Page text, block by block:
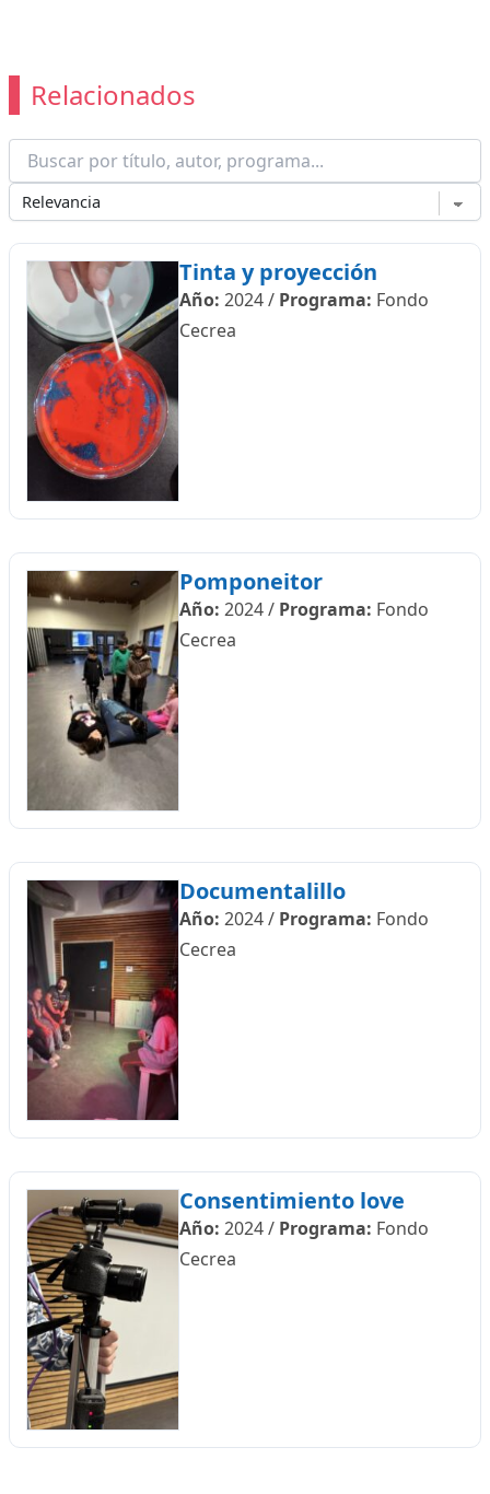
Relacionados
Tinta y proyección
Año: 2024/ Programa: Fondo
Cecrea
Pomponeitor
Año: 2024/ Programa: Fondo
Cecrea
Documentalillo
Año: 2024/ Programa: Fondo
Cecrea
Consentimiento love
Año: 2024/ Programa: Fondo
Cecrea